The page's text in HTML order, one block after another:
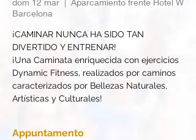
dom 12 mar
  |
Aparcamiento frente Hotel W
Barcelona
¡CAMINAR NUNCA HA SIDO TAN
DIVERTIDO Y ENTRENAR!
¡Una Caminata enriquecida con ejercicios
Dynamic Fitness, realizados por caminos
caracterizados por Bellezas Naturales,
Artísticas y Culturales!
Appuntamento